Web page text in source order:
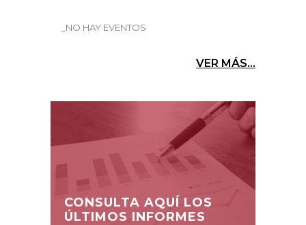
_NO HAY EVENTOS
VER MÁS...
CONSULTA AQUÍ LOS
ÚLTIMOS INFORMES